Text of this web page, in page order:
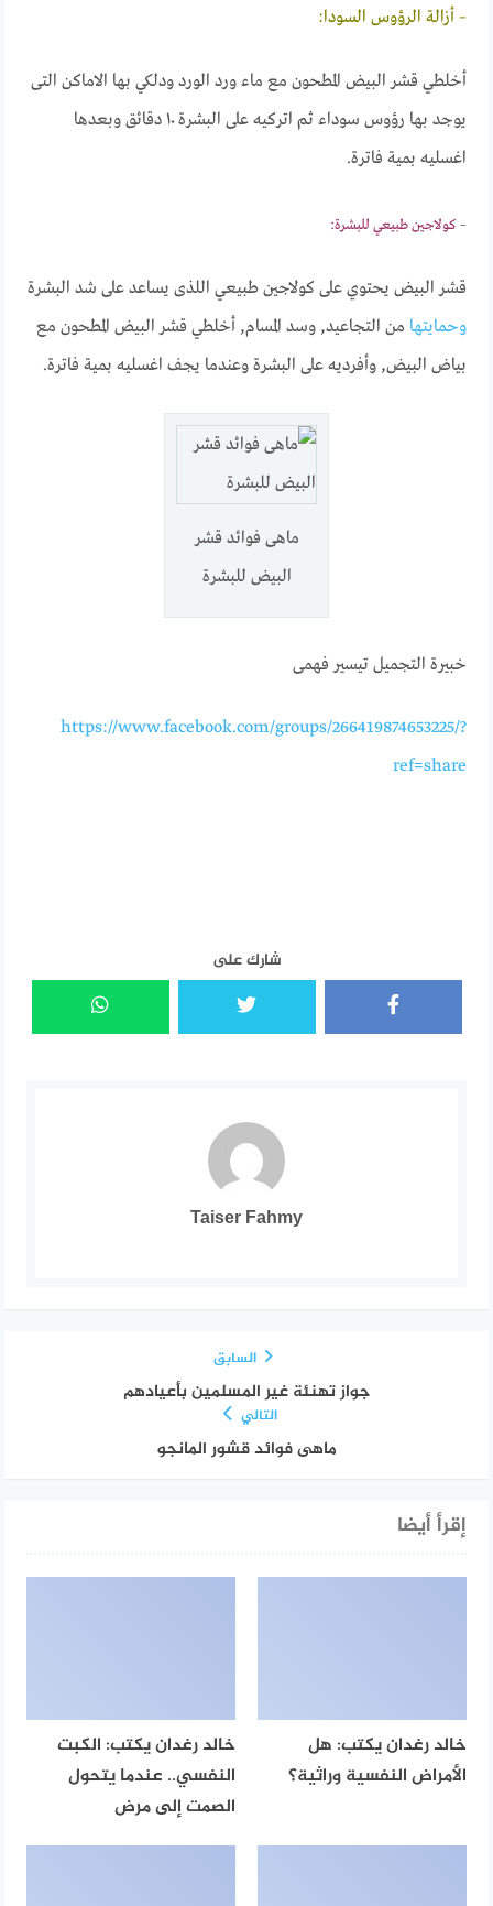
– أزالة الرؤوس السودا:
أخلطي قشر البيض المطحون مع ماء ورد الورد ودلكي بها الاماكن التى
يوجد بها رؤوس سوداء ثم اتركيه على البشرة ١٠ دقائق وبعدها
اغسليه بمية فاترة.
– كولاجين طبيعي للبشرة:
قشر البيض يحتوي على كولاجين طبيعي اللذى يساعد على شد البشرة
وحمايتها من التجاعيد, وسد المسام, أخلطي قشر البيض المطحون مع
بياض البيض, وأفرديه على البشرة وعندما يجف اغسليه بمية فاترة.
ماهى فوائد قشر
البيض للبشرة
خبيرة التجميل تيسير فهمى
https://www.facebook.com/groups/266419874653225/?
ref=share
شارك على
Taiser Fahmy
السابق
جواز تهنئة غير المسلمين بأعيادهم
التالي
ماهى فوائد قشور المانجو
إقرأ أيضا
خالد رغدان يكتب: هل
الأمراض النفسية وراثية؟
خالد رغدان يكتب: الكبت
النفسي.. عندما يتحول
الصمت إلى مرض